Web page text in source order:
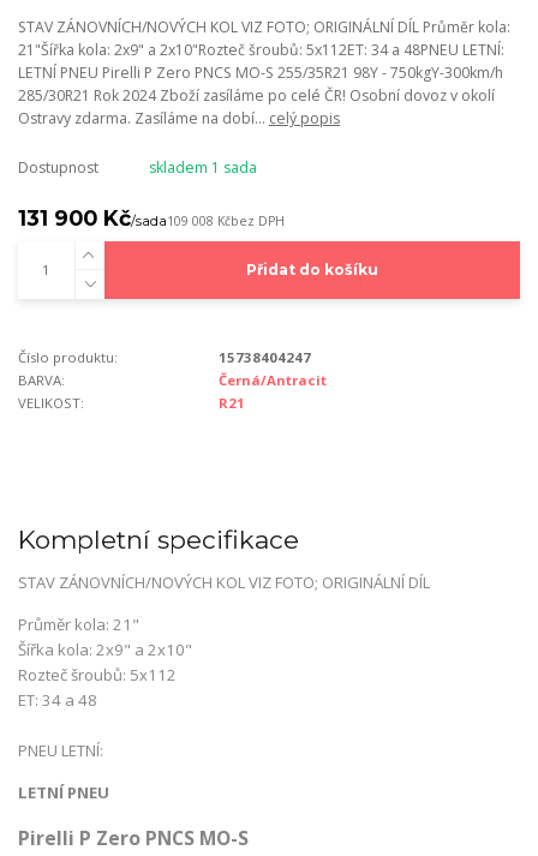
STAV ZÁNOVNÍCH/NOVÝCH KOL VIZ FOTO; ORIGINÁLNÍ DÍL Průměr kola:
21"Šířka kola: 2x9" a 2x10"Rozteč šroubů: 5x112ET: 34 a 48PNEU LETNÍ:
LETNÍ PNEU Pirelli P Zero PNCS MO-S 255/35R21 98Y - 750kgY-300km/h
285/30R21 Rok 2024 Zboží zasíláme po celé ČR! Osobní dovoz v okolí
Ostravy zdarma. Zasíláme na dobí... celý popis
Dostupnost skladem 1 sada
131 900 Kč/sada109 008 Kčbez DPH
Přidat do košíku
Číslo produktu:
15738404247
BARVA:
Černá/Antracit
VELIKOST:
R21
Kompletní specifikace
STAV ZÁNOVNÍCH/NOVÝCH KOL VIZ FOTO; ORIGINÁLNÍ DÍL
Průměr kola: 21"
Šířka kola: 2x9" a 2x10"
Rozteč šroubů: 5x112
ET: 34 a 48
PNEU LETNÍ:
LETNÍ PNEU
Pirelli P Zero PNCS MO-S